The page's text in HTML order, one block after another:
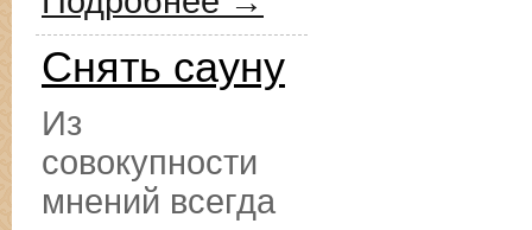
Снять сауну
Из
совокупности
мнений всегда